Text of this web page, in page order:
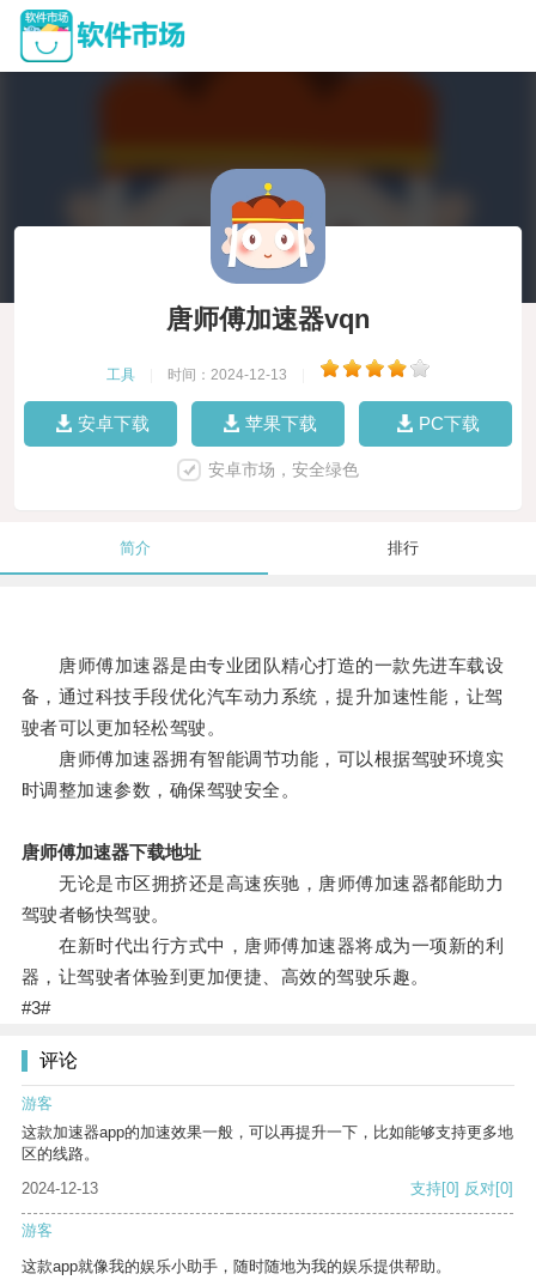
唐师傅加速器vqn
工具 时间：2024-12-13
安卓下载 苹果下载 PC下载
安卓市场，安全绿色
简介 排行
唐师傅加速器是由专业团队精心打造的一款先进车载设
备，通过科技手段优化汽车动力系统，提升加速性能，让驾
驶者可以更加轻松驾驶。
唐师傅加速器拥有智能调节功能，可以根据驾驶环境实
时调整加速参数，确保驾驶安全。
唐师傅加速器下载地址
无论是市区拥挤还是高速疾驰，唐师傅加速器都能助力
驾驶者畅快驾驶。
在新时代出行方式中，唐师傅加速器将成为一项新的利
器，让驾驶者体验到更加便捷、高效的驾驶乐趣。
#3#
评论
游客
这款加速器app的加速效果一般，可以再提升一下，比如能够支持更多地
区的线路。
2024-12-13
支持[0] 反对[0]
游客
这款app就像我的娱乐小助手，随时随地为我的娱乐提供帮助。